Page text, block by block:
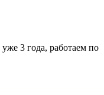
3 года, работаем по